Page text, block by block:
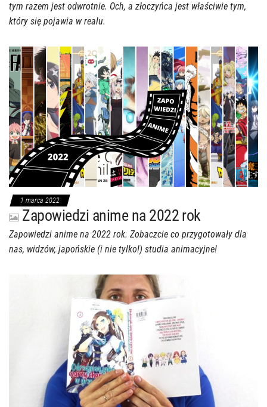
tym razem jest odwrotnie. Och, a złoczyńca jest właściwie tym,
który się pojawia w realu.
1 marca 2022
Zapowiedzi anime na 2022 rok
Zapowiedzi anime na 2022 rok. Zobaczcie co przygotowały dla
nas, widzów, japońskie (i nie tylko!) studia animacyjne!